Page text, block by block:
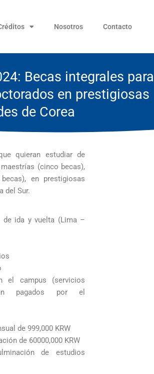
Nosotros Contacto
Becas integrales para
en prestigiosas
de Corea
quieran estudiar de
(cinco becas),
en prestigiosas
del Sur.
de ida y vuelta (Lima –
el campus (servicios
pagados por el
de 999,000 KRW
de 60000,000 KRW
de estudios